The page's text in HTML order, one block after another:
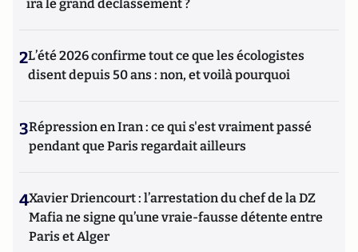
ira le grand déclassement ?
2L’été 2026 confirme tout ce que les écologistes
disent depuis 50 ans : non, et voilà pourquoi
3Répression en Iran : ce qui s'est vraiment passé
pendant que Paris regardait ailleurs
4Xavier Driencourt : l’arrestation du chef de la DZ
Mafia ne signe qu’une vraie-fausse détente entre
Paris et Alger